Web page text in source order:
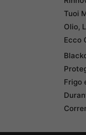
Tuoi
Olio,
Ecco
Frigo